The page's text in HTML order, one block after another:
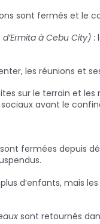
sont fermés et le
à Cebu City) :
les réunions et
sur le terrain et
avant le
fermées depuis
plus d’enfants, mais
sont retournés